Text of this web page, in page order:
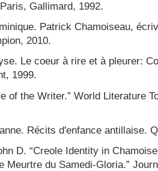
Gallimard, 1992.
Patrick Chamoiseau,
2010.
Le coeur à rire et à pleurer:
1999.
of the Writer.” World Literature
Récits d'enfance antillaise.
D. “Creole Identity in
Meurtre du Samedi-Gloria.”